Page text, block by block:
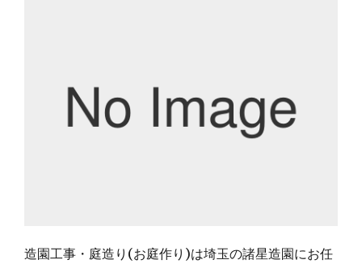
造園工事・庭造り(お庭作り)は埼玉の諸星造園にお任